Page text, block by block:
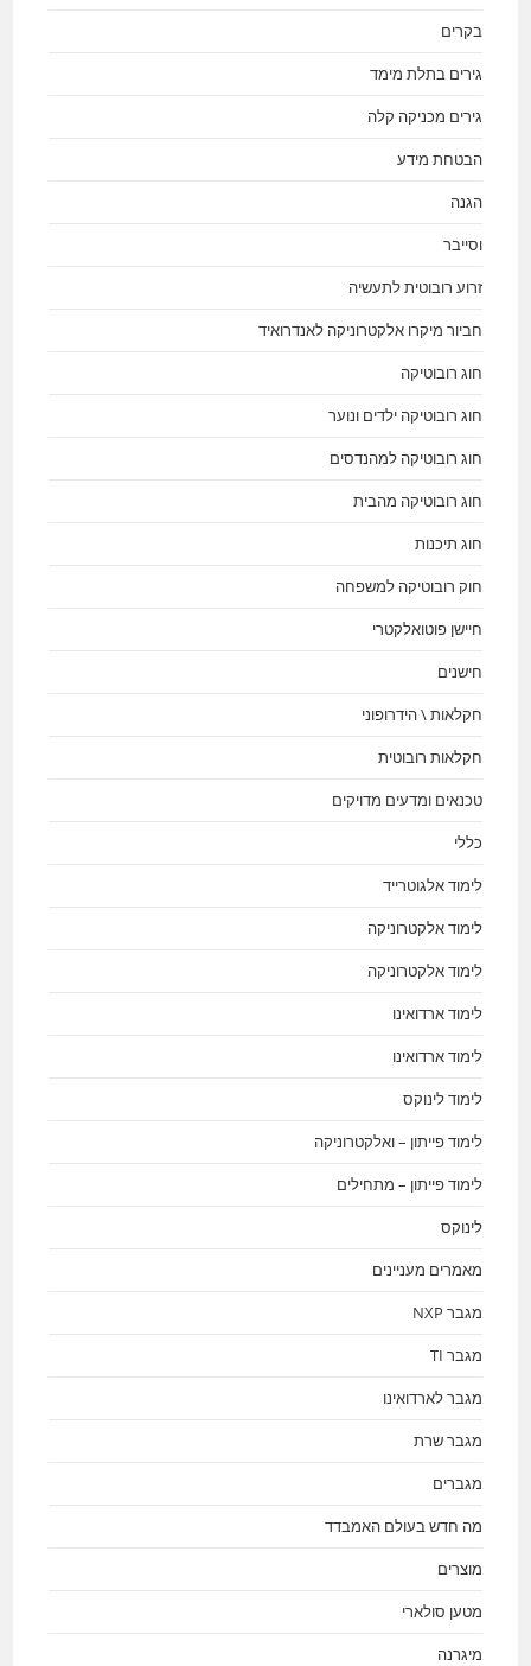
בקרים
גירים בתלת מימד
גירים מכניקה קלה
הבטחת מידע
הגנה
וסייבר
זרוע רובוטית לתעשיה
חביור מיקרו אלקטרוניקה לאנדרואיד
חוג רובוטיקה
חוג רובוטיקה ילדים ונוער
חוג רובוטיקה למהנדסים
חוג רובוטיקה מהבית
חוג תיכנות
חוק רובוטיקה למשפחה
חיישן פוטואלקטרי
חישנים
חקלאות \ הידרופוני
חקלאות רובוטית
טכנאים ומדעים מדויקים
כללי
לימוד אלגוטרייד
לימוד אלקטרוניקה
לימוד אלקטרוניקה
לימוד ארדואינו
לימוד ארדואינו
לימוד לינוקס
לימוד פייתון – ואלקטרוניקה
לימוד פייתון – מתחילים
לינוקס
מאמרים מעניינים
מגבר NXP
מגבר TI
מגבר לארדואינו
מגבר שרת
מגברים
מה חדש בעולם האמבדד
מוצרים
מטען סולארי
מיגרנה